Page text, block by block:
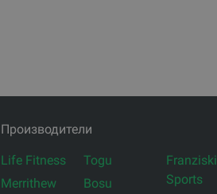
Производители
Life Fitness
Merrithew
Togu
Bosu
Franziski
Sports